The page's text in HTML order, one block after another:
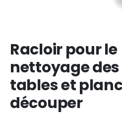
Racloir pour le
nettoyage
tables et
découper